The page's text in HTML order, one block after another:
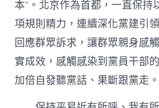
本”。北京作為首都，一直保持
項規則精力，連續深化黨建引
回應群眾訴求，讓群眾親身感
實成效，感觸感染到黨員干部
加倍自發聽黨話、果斷跟黨走。